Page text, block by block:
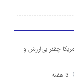
چقدر بی‌ارزش و
3 هفته